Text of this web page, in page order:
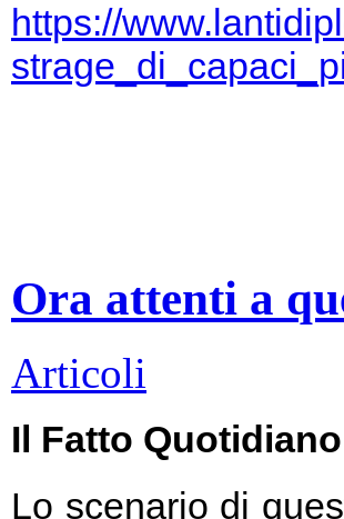
https://
Ora attenti a
Articoli
Il Fatto
Lo scenario di